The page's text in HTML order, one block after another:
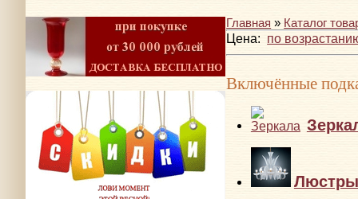
Главная » Каталог
Цена: по
Включённые
Люстры